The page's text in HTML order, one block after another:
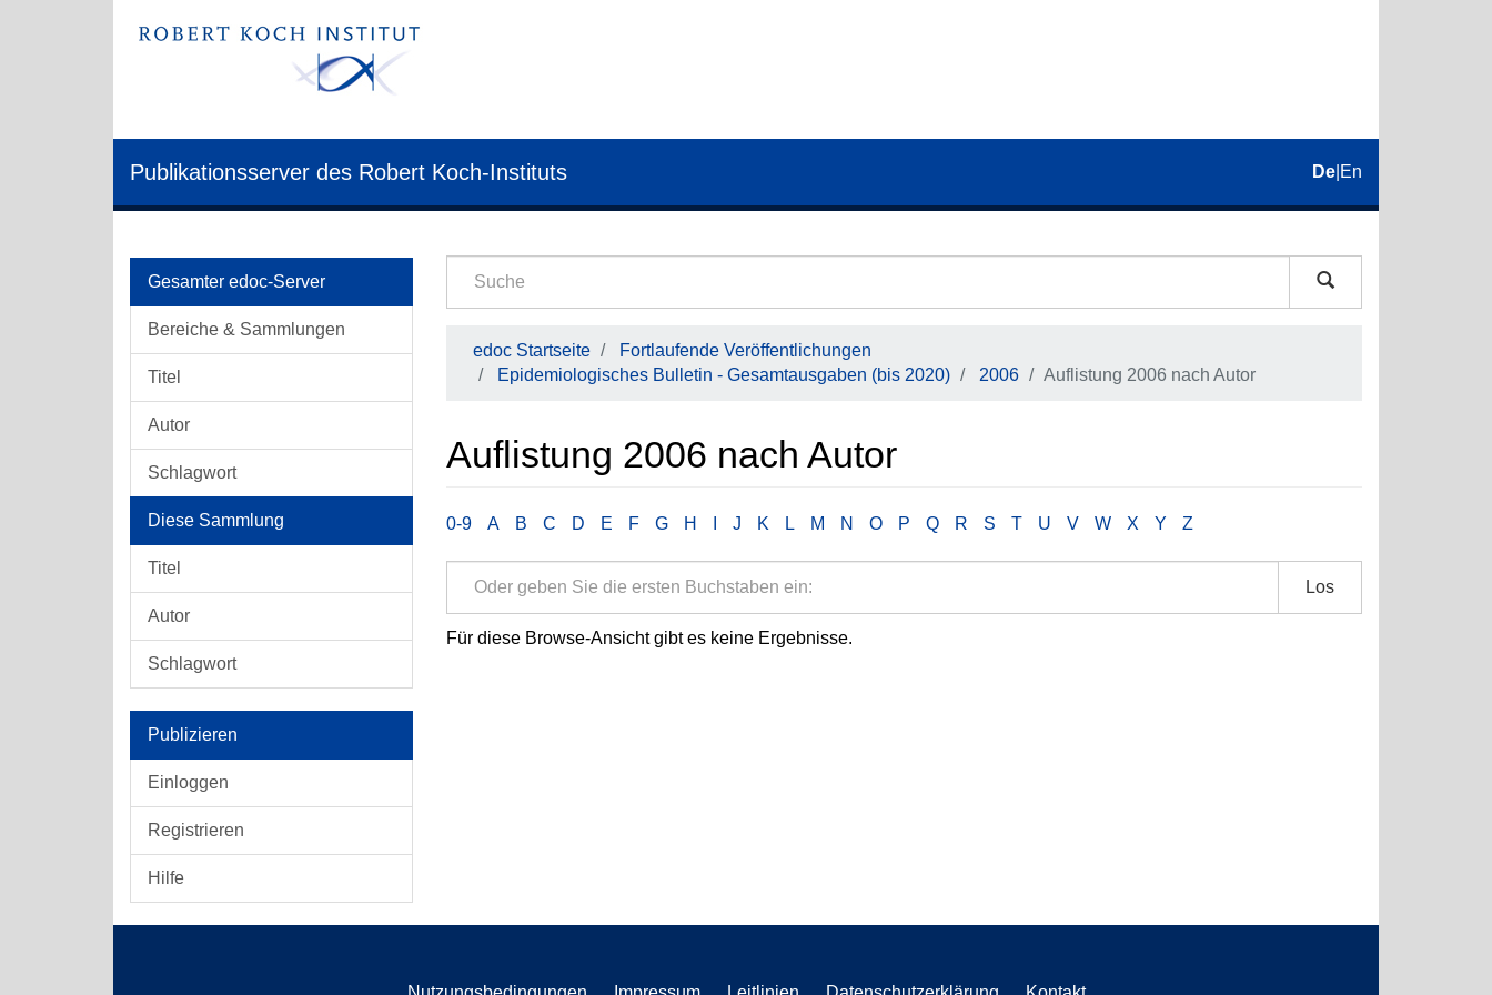
Publikationsserver des Robert Koch-Instituts De En
Gesamter edoc-Server
Bereiche & Sammlungen
Titel
Autor
Schlagwort
Diese Sammlung
Titel
Autor
Schlagwort
Publizieren
Einloggen
Registrieren
Hilfe
edoc Startseite
Fortlaufende Veröffentlichungen
Epidemiologisches Bulletin - Gesamtausgaben (bis 2020)
2006 Auflistung 2006 nach Autor
Auflistung 2006 nach Autor
0-9 A B C D E F G H J K L M N O P Q R S T U V W X Y Z
Los
Für diese Browse-Ansicht gibt es keine Ergebnisse.